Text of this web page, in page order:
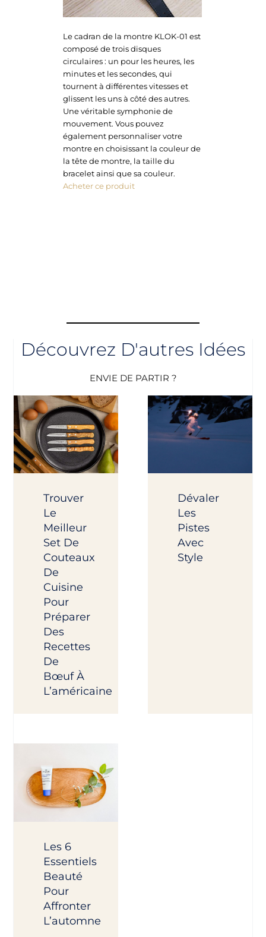
Le cadran de la montre KLOK-01 est
composé de trois disques
circulaires : un pour les heures, les
minutes et les secondes, qui
tournent à différentes vitesses et
glissent les uns à côté des autres.
Une véritable symphonie de
mouvement. Vous pouvez
également personnaliser votre
montre en choisissant la couleur de
la tête de montre, la taille du
bracelet ainsi que sa couleur.
Acheter ce produit
Découvrez D'autres Idées
ENVIE DE PARTIR ?
Trouver
Le
Meilleur
Set De
Couteaux
De
Cuisine
Pour
Préparer
Des
Recettes
De
Bœuf À
L’américaine
Dévaler
Les
Pistes
Avec
Style
Les 6
Essentiels
Beauté
Pour
Affronter
L’automne